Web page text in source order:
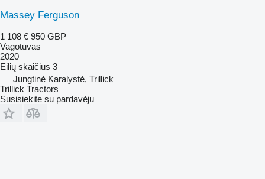
Massey Ferguson
1 108 € 950 GBP
Vagotuvas
2020
Eilių skaičius 3
Jungtinė Karalystė, Trillick
Trillick Tractors
Susisiekite su pardavėju